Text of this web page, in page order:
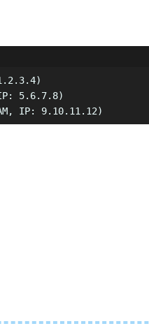
5.6.7.8)
IP: 9.10.11.12)